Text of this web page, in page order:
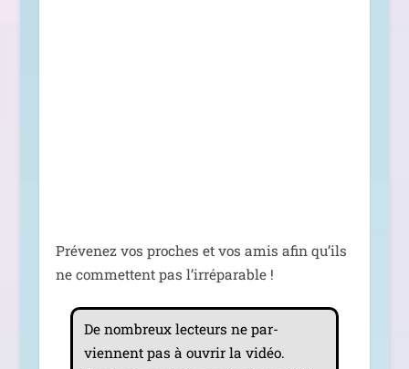
Prévenez vos proches et vos amis afin qu’ils
ne com­mettent pas l’irréparable !
De nom­breux lec­teurs ne par­
viennent pas à ouvrir la vidéo.